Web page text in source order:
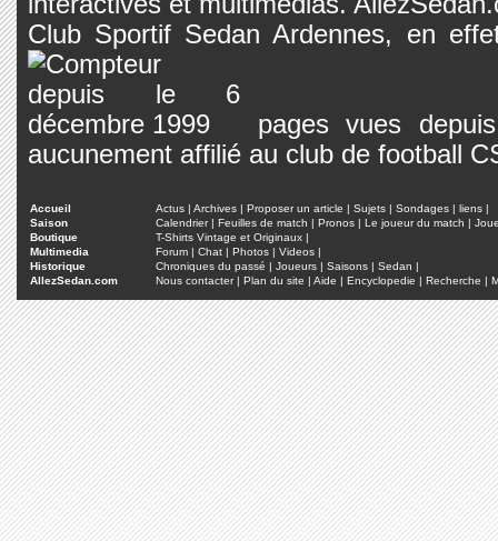
Club Sportif Sedan Ardennes, en
pages vues
aucunement affilié au club de football
Accueil Actus | Archives | Proposer un article | Sujets | Sondages | liens |
Saison
Calendrier| Feuilles de match | Pronos | Le joueur du match |
Boutique
T-Shirts Vintage et Originaux |
Multimedia
Forum | Chat | Photos | Videos |
Historique
Chroniques du passé | Joueurs | Saisons | Sedan |
AllezSedan.com
Nous contacter| Plan du site | Aide | Encyclopedie | Recherche |